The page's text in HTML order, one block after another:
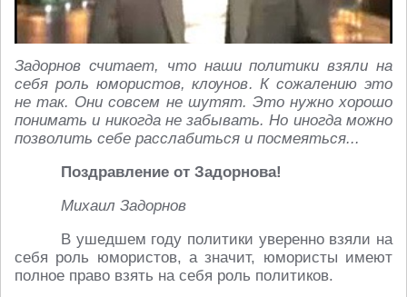
Задорнов считает, что наши политики взяли на
себя роль юмористов, клоунов. К сожалению это
не так. Они совсем не шутят. Это нужно хорошо
понимать и никогда не забывать. Но иногда можно
позволить себе расслабиться и посмеяться...
Поздравление от Задорнова!
Михаил Задорнов
В ушедшем году политики уверенно взяли на
себя роль юмористов, а значит, юмористы имеют
полное право взять на себя роль политиков.